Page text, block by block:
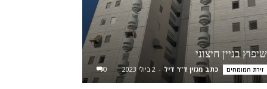
שיפוץ בניין חיצוני
זירת המומחים כתב מגזין ד"ר דיל - 2 ביולי 2023 0